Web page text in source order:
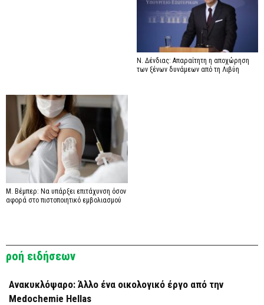
Ν. Δένδιας: Απαραίτητη η αποχώρηση
των ξένων δυνάμεων από τη Λιβύη
Μ. Βέμπερ: Να υπάρξει επιτάχυνση όσον
αφορά στο πιστοποιητικό εμβολιασμού
ροή ειδήσεων
Ανακυκλόψαρο: Άλλο ένα οικολογικό έργο από την
Medochemie Hellas